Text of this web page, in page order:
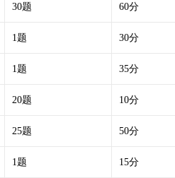
30题 60分
1题 30分
1题 35分
20题 10分
25题 50分
1题 15分